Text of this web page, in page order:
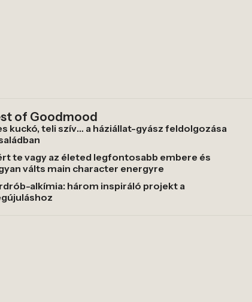
of Goodmood
kuckó, teli szív… a háziállat-gyász feldolgozása
te vagy az életed legfontosabb embere és
válts main character energyre
alkímia: három inspiráló projekt a